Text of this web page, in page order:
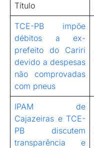
Título
TCE-PB impõe
débitos a ex-
prefeito do Cariri
devido a despesas
não comprovadas
com pneus
IPAM de
Cajazeiras e TCE-
PB discutem
transparência e